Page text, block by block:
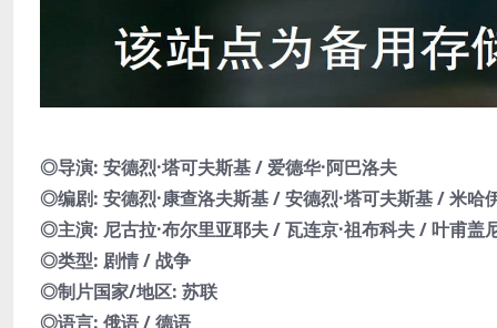
◎导演: 安德烈·塔可夫斯基 / 爱德华·阿巴洛夫
◎编剧: 安德烈·康查洛夫斯基 / 安德烈·塔可夫斯基 / 米哈
◎主演: 尼古拉·布尔里亚耶夫 / 瓦连京·祖布科夫 / 叶甫
◎类型: 剧情 / 战争
◎制片国家/地区: 苏联
◎语言: 俄语 / 德语